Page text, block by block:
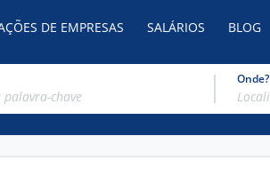
DE EMPRESAS SALÁRIOS BLOG
Onde?